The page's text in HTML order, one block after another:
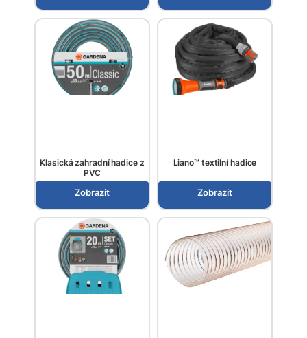
Klasická zahradní hadice z
PVC
Zobrazit
Liano™ textilní hadice
Zobrazit